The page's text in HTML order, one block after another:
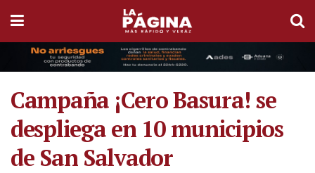
Campaña ¡Cero Basura! se
despliega en 10 municipios
de San Salvador